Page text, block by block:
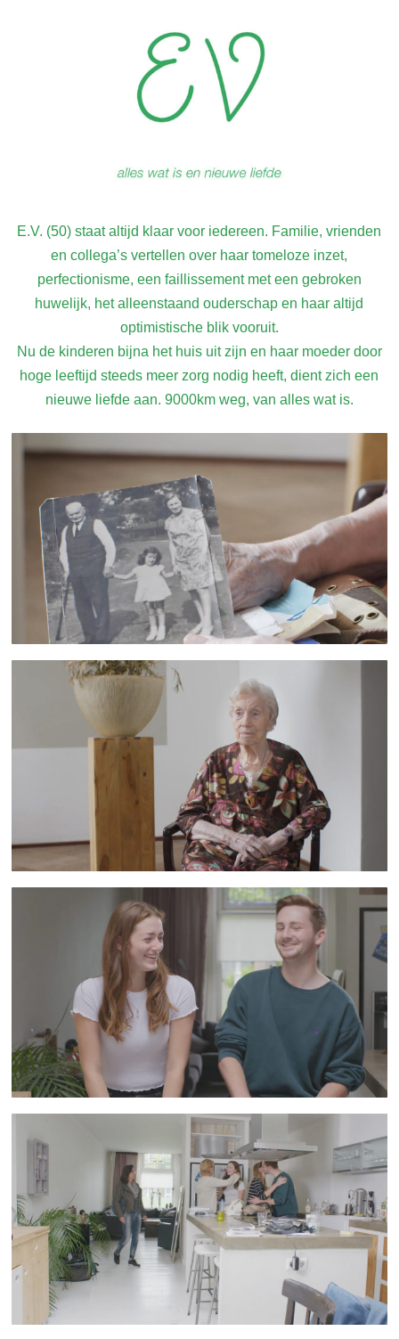
E.V. (50) staat altijd klaar voor iedereen. Familie, vrienden
en collega’s vertellen over haar tomeloze inzet,
perfectionisme, een faillissement met een gebroken
huwelijk, het alleenstaand ouderschap en haar altijd
optimistische blik vooruit.
Nu de kinderen bijna het huis uit zijn en haar moeder door
hoge leeftijd steeds meer zorg nodig heeft, dient zich een
nieuwe liefde aan. 9000km weg, van alles wat is.